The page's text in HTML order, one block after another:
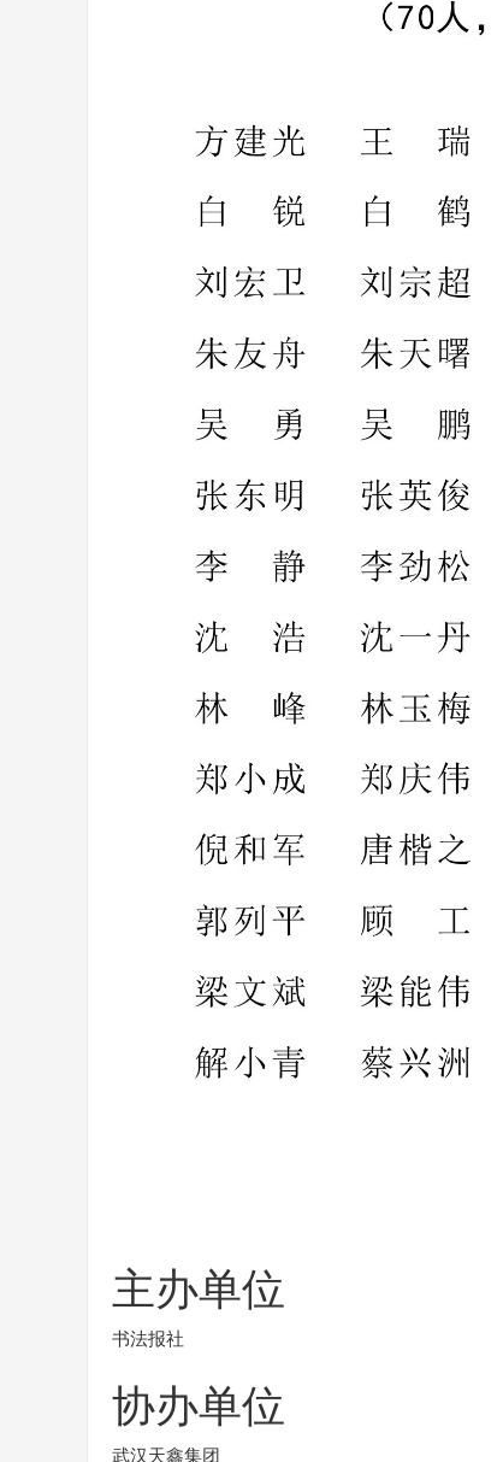
主办单位
书法报社
协办单位
武汉天鑫集团